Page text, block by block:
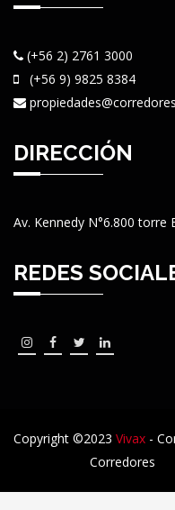
(+56 2) 2761 3000
(+56 9) 9825 8384
DIRECCIÓN
Av. Kennedy N°6.800 torre
REDES
Copyright ©2023 Vivax -
Corredores